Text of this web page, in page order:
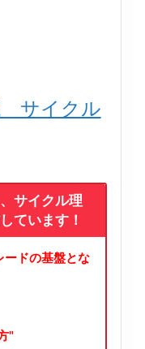
サイクル
サイクル理
ています！
ードの基盤とな
"